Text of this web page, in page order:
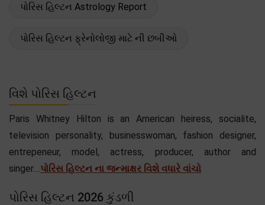
પોરિસ હિલ્ટન Astrology Report
પોરિસ હિલ્ટન ફ્રેનોલોજી માટે ની છબીઓ
વિશે પોરિસ હિલ્ટન
Paris Whitney Hilton is an American heiress, socialite,
television personality, businesswoman, fashion designer,
entrepeneur, model, actress, producer, author and
singer....પોરિસ હિલ્ટન ના જન્માક્ષર વિશે વધારે વાંચો
પોરિસ હિલ્ટન 2026 કુંડળી